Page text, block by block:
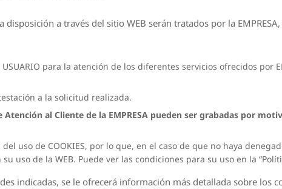
a través del sitio WEB serán tratados por la
para la atención de los diferentes servicios ofrecidos por
a la solicitud realizada.
al Cliente de la EMPRESA pueden ser grabadas por
uso de COOKIES, por lo que, en el caso de que no haya
de la WEB. Puede ver las condiciones para su uso en la
indicadas, se le ofrecerá información más detallada sobre los